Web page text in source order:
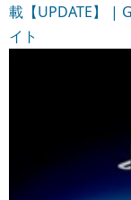
載【UPDATE】 |
イト